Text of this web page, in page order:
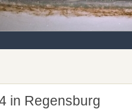
in Regensburg